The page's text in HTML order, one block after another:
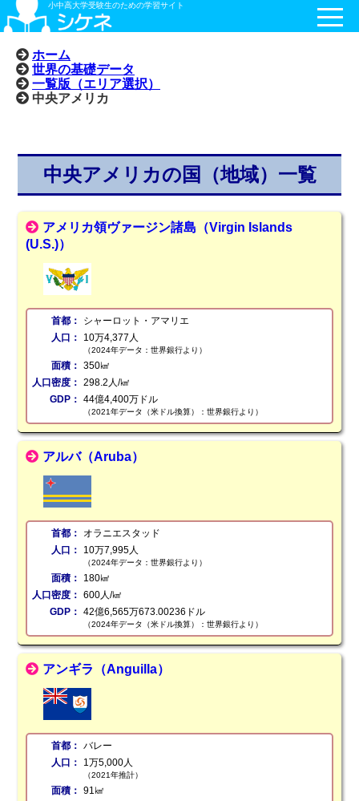
小中高大学受験生のための学習サイト
ホーム
世界の基礎データ
一覧版（エリア選択）
中央アメリカ
中央アメリカの国（地域）一覧
アメリカ領ヴァージン諸島（Virgin Islands
(U.S.)）
首都：
シャーロット・アマリエ
人口：
10万4,377人
（2024年データ：世界銀行より）
面積： 350㎢
人口密度： 298.2人/㎢
GDP： 44億4,400万ドル
（2021年データ（米ドル換算）：世界銀行より）
アルバ（Aruba）
首都：
オラニエスタッド
人口：
10万7,995人
（2024年データ：世界銀行より）
面積：
180㎢
人口密度： 600人/㎢
GDP： 42億6,565万673.00236ドル
（2024年データ（米ドル換算）：世界銀行より）
アンギラ（Anguilla）
首都： バレー
人口：
1万5,000人
（2021年推計）
面積： 91㎢